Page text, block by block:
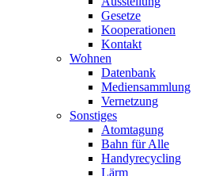
Gesetze
Kooperationen
Kontakt
Wohnen
Datenbank
Mediensammlung
Vernetzung
Sonstiges
Atomtagung
Bahn für Alle
Handyrecycling
Lärm